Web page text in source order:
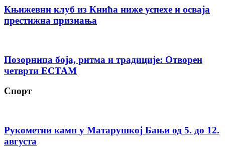
Књижевни клуб из Кнића ниже успехе и осваја
престижна признања
Позорница боја, ритма и традиције: Отворен
четврти ЕСТАМ
Спорт
Рукометни камп у Матарушкој Бањи од 5. до 12.
августа